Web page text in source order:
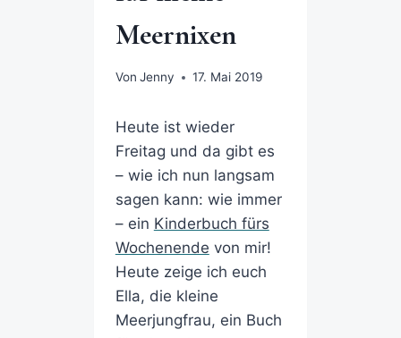
Meernixen
Von Jenny 17. Mai 2019
Heute ist wieder
Freitag und da gibt es
– wie ich nun langsam
sagen kann: wie immer
– ein Kinderbuch fürs
Wochenende von mir!
Heute zeige ich euch
Ella, die kleine
Meerjungfrau, ein Buch